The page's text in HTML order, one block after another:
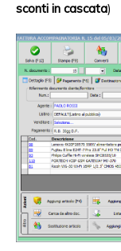
sconti in cascata)